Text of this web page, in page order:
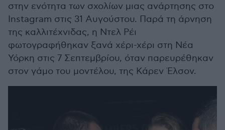
στην ενότητα των σχολίων μιας ανάρτησης στο
Instagram στις 31 Αυγούστου. Παρά τη άρνηση
της καλλιτέχνιδας, η Ντελ Ρέι
φωτογραφήθηκαν ξανά χέρι-χέρι στη Νέα
Υόρκη στις 7 Σεπτεμβρίου, όταν παρευρέθηκαν
στον γάμο του μοντέλου, της Κάρεν Έλσον.